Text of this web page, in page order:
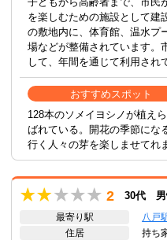
を楽しむための施設として建
の敷地内に、体育館、温水プ
場などが整備されています。
して、年間を通じて利用され
おすすめスポット
128本のソメイヨシノが植え
ばれている。開花の季節にな
行く人々の芽を楽しませてれ
2 30代 男
最寄り駅
八戸
住居
持ち